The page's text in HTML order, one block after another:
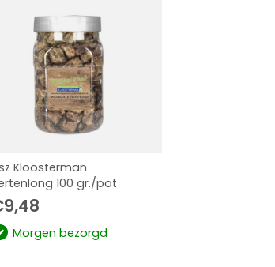
Kloosterman
100 gr./pot
9,48
Morgen bezorgd